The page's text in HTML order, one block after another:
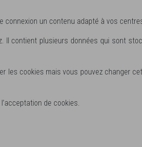
un contenu adapté à vos
contient plusieurs données qui sont
les cookies mais vous pouvez changer
de cookies.